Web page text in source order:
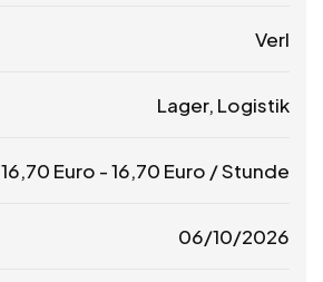
Verl
Lager, Logistik
16,70 Euro -16,70 Euro / Stunde
06/10/2026